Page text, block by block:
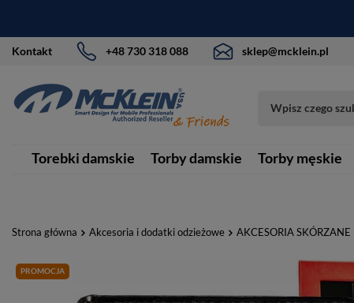
Kontakt +48 730 318 088 sklep@mcklein.pl
Torebki damskie Torby damskie Torby męskie
Strona główna Akcesoria i dodatki odzieżowe AKCESORIA SKÓRZANE
PROMOCJA